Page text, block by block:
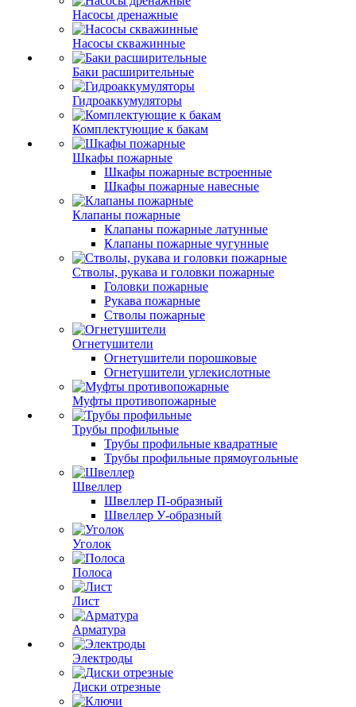
Насосы дренажные
Насосы скважинные
Баки расширительные
Гидроаккумуляторы
Комплектующие к бакам
Шкафы пожарные
Шкафы пожарные встроенные
Шкафы пожарные навесные
Клапаны пожарные
Клапаны пожарные латунные
Клапаны пожарные чугунные
Стволы, рукава и головки пожарные
Головки пожарные
Рукава пожарные
Стволы пожарные
Огнетушители
Огнетушители порошковые
Огнетушители углекислотные
Муфты противопожарные
Трубы профильные
Трубы профильные квадратные
Трубы профильные прямоугольные
Швеллер
Швеллер П-образный
Швеллер У-образный
Уголок
Полоса
Лист
Арматура
Электроды
Диски отрезные